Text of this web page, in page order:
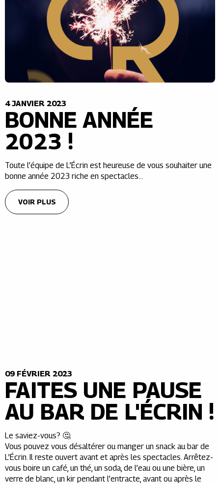
4 JANVIER 2023
BONNE ANNÉE
2023 !
Toute l’équipe de L’Écrin est heureuse de vous souhaiter une
bonne année 2023 riche en spectacles…
VOIR PLUS
09 FÉVRIER 2023
FAITES UNE PAUSE
AU BAR DE L'ÉCRIN !
Le saviez-vous? 🤔
Vous pouvez vous désaltérer ou manger un snack au bar de
L’Écrin. Il reste ouvert avant et après les spectacles. Arrêtez-
vous boire un café, un thé, un soda, de l’eau ou une bière, un
verre de blanc, un kir pendant l’entracte, avant ou après le